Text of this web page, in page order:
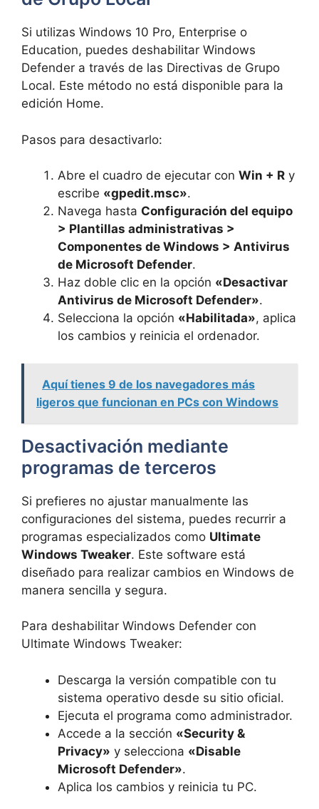
Si utilizas Windows 10 Pro, Enterprise o
Education, puedes deshabilitar Windows
Defender a través de las Directivas de Grupo
Local. Este método no está disponible para la
edición Home.
Pasos para desactivarlo:
Abre el cuadro de ejecutar con Win + R y
escribe «gpedit.msc».
Navega hasta Configuración del equipo
> Plantillas administrativas >
Componentes de Windows > Antivirus
de Microsoft Defender.
Haz doble clic en la opción «Desactivar
Antivirus de Microsoft Defender».
Selecciona la opción «Habilitada», aplica
los cambios y reinicia el ordenador.
Aquí tienes 9 de los navegadores más
ligeros que funcionan en PCs con Windows
Desactivación mediante
programas de terceros
Si prefieres no ajustar manualmente las
configuraciones del sistema, puedes recurrir a
programas especializados como Ultimate
Windows Tweaker. Este software está
diseñado para realizar cambios en Windows de
manera sencilla y segura.
Para deshabilitar Windows Defender con
Ultimate Windows Tweaker:
Descarga la versión compatible con tu
sistema operativo desde su sitio oficial.
Ejecuta el programa como administrador.
Accede a la sección «Security &
Privacy» y selecciona «Disable
Microsoft Defender».
Aplica los cambios y reinicia tu PC.